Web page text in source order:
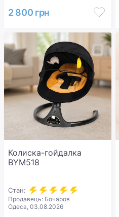
2 800 грн
Колиска-гойдалка
BYM518
Стан:
Продавець: Бочаров
Одеса, 03.08.2026